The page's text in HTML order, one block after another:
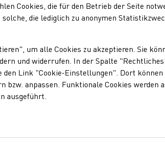
und tratsche. Dabei ist es
auch gerne mal verkosten können.
Cookies, die für den Betrieb der Seite
die lediglich zu anonymen
um alle Cookies zu akzeptieren. Sie
und widerrufen. In der Spalte
den Link "Cookie-Einstellungen". Dort können
bzw. anpassen. Funktionale Cookies werden
ausgeführt.